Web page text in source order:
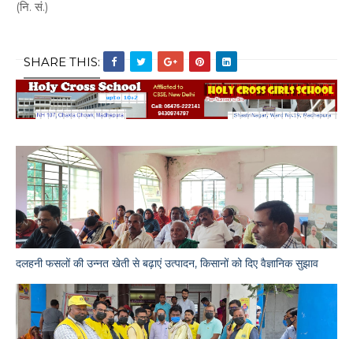
(नि. सं.)
SHARE THIS:
दलहनी फसलों की उन्नत खेती से बढ़ाएं उत्पादन, किसानों को दिए वैज्ञानिक सुझाव